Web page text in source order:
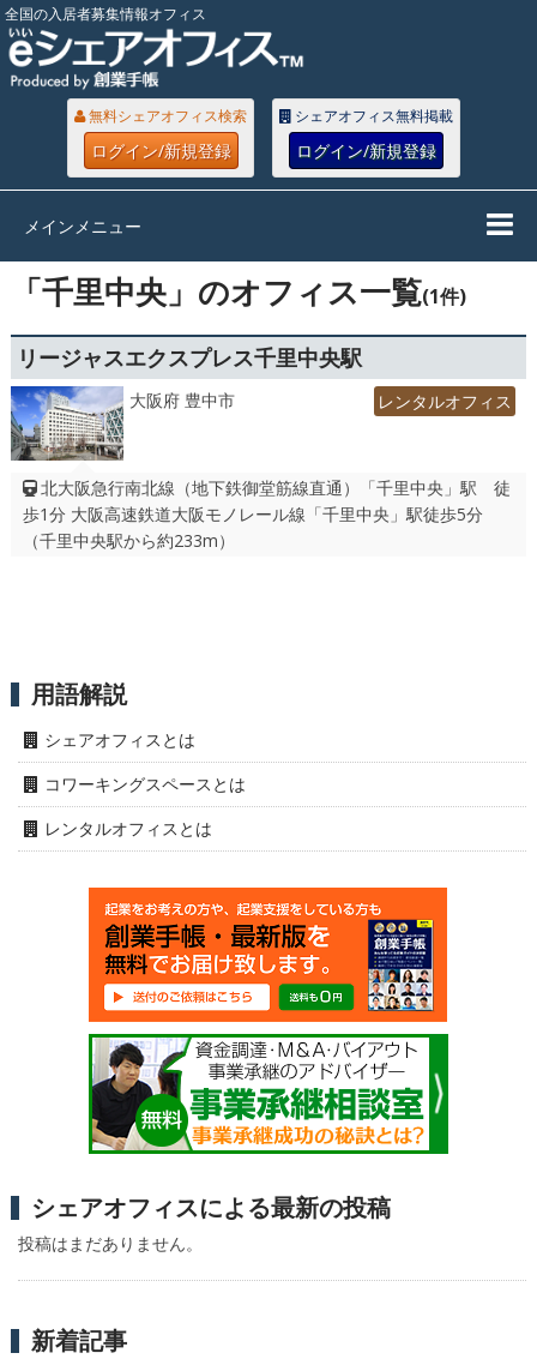
全国の入居者募集情報オフィス
無料シェアオフィス検索
ログイン/新規登録
シェアオフィス無料掲載
ログイン/新規登録
メインメニュー
「千里中央」のオフィス一覧(1件)
リージャスエクスプレス千里中央駅
大阪府 豊中市 レンタルオフィス
北大阪急行南北線（地下鉄御堂筋線直通）「千里中央」駅 徒
歩1分 大阪高速鉄道大阪モノレール線「千里中央」駅徒歩5分
（千里中央駅から約233m）
用語解説
シェアオフィスとは
コワーキングスペースとは
レンタルオフィスとは
シェアオフィスによる最新の投稿
投稿はまだありません。
新着記事